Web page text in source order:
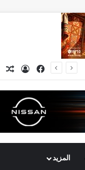
فيسبوك
تسجيل
المزيد